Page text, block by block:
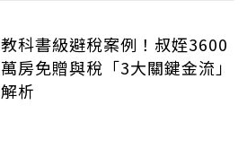
教科書級避稅案例！叔姪3600
萬房免贈與稅「3大關鍵金流」
解析